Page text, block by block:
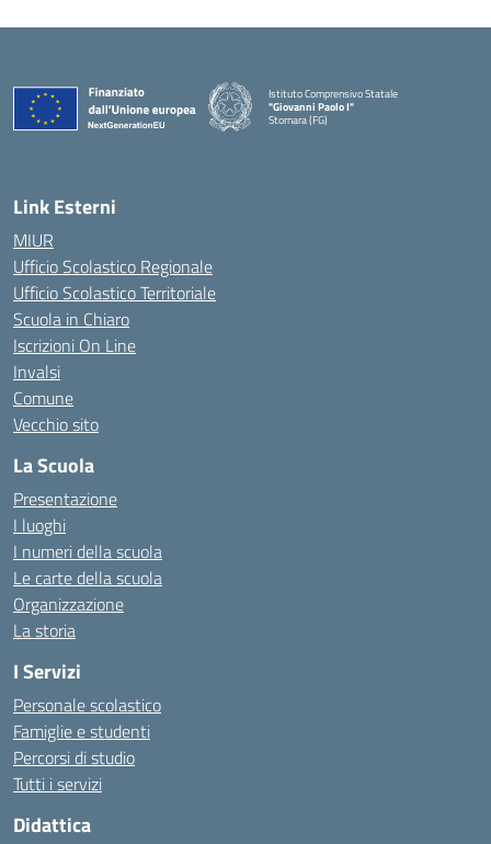
Istituto Comprensivo Statale
"Giovanni Paolo I"
Stornara (FG)
Link Esterni
MIUR
Ufficio Scolastico Regionale
Ufficio Scolastico Territoriale
Scuola in Chiaro
Iscrizioni On Line
Invalsi
Comune
Vecchio sito
La Scuola
Presentazione
I luoghi
I numeri della scuola
Le carte della scuola
Organizzazione
La storia
I Servizi
Personale scolastico
Famiglie e studenti
Percorsi di studio
Tutti i servizi
Didattica